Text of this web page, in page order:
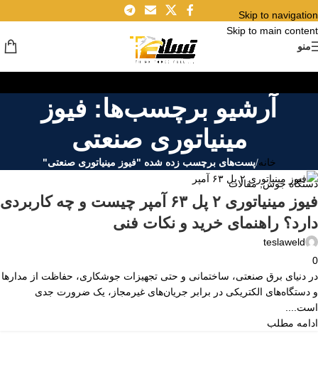
Skip to navigation
Skip to main content
منو
آرشیو برچسب‌ها: فیوز
مینیاتوری صنعتی
خانه/پست‌های برچسب زده شده "فیوز مینیاتوری صنعتی"
۳۰
فروردین
دستگاه جوش,مقالات
فیوز مینیاتوری ۲ پل ۶۳ آمپر چیست و چه کاربردی
دارد؟ راهنمای خرید و نکات فنی
teslaweld
0
در دنیای برق صنعتی، ساختمانی و حتی تجهیزات جوشکاری، حفاظت از مدارها
و دستگاه‌های الکتریکی در برابر جریان‌های غیرمجاز، یک ضرورت جدی
است....
ادامه مطلب